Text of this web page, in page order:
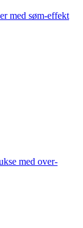
med søm-effekt
med over-